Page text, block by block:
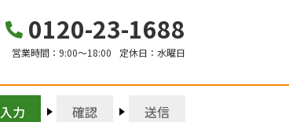
0120-23-1688
営業時間： 9:00～18:00 定休日： 水曜日
入力 確認 送信